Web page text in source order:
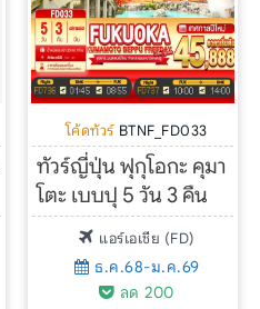
โค้ดทัวร์ BTNF_FD033
ทัวร์ญี่ปุ่น ฟุกุโอกะ คุมา
โตะ เบบปุ 5 วัน 3 คืน
แอร์เอเชีย (FD)
ธ.ค.68-ม.ค.69
ลด 200